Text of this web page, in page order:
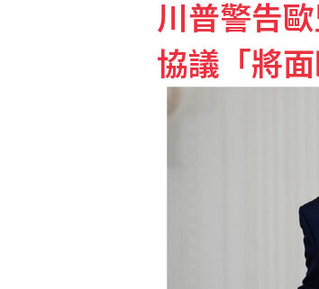
央行穩匯
美公布就
川普警告
協議「將面